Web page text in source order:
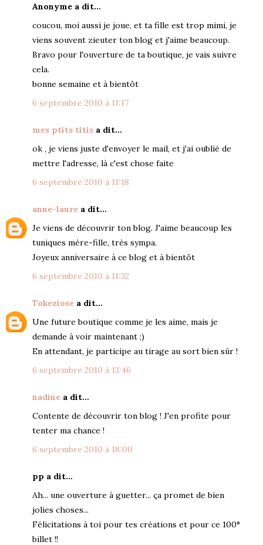
Anonyme a dit…
coucou, moi aussi je joue, et ta fille est trop mimi, je
viens souvent zieuter ton blog et j'aime beaucoup.
Bravo pour l'ouverture de ta boutique, je vais suivre
cela.
bonne semaine et à bientôt
6 septembre 2010 à 11:17
mes ptits titis a dit…
ok , je viens juste d'envoyer le mail, et j'ai oublié de
mettre l'adresse, là c'est chose faite
6 septembre 2010 à 11:18
anne-laure a dit…
Je viens de découvrir ton blog. J'aime beaucoup les
tuniques mère-fille, très sympa.
Joyeux anniversaire à ce blog et à bientôt
6 septembre 2010 à 11:32
Tokeziose a dit…
Une future boutique comme je les aime, mais je
demande à voir maintenant ;)
En attendant, je participe au tirage au sort bien sûr !
6 septembre 2010 à 13:46
nadine a dit…
Contente de découvrir ton blog ! J'en profite pour
tenter ma chance !
6 septembre 2010 à 18:00
pp a dit…
Ah... une ouverture à guetter... ça promet de bien
jolies choses...
Félicitations à toi pour tes créations et pour ce 100°
billet !!